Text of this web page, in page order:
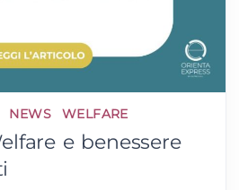
NEWS WELFARE
e benessere